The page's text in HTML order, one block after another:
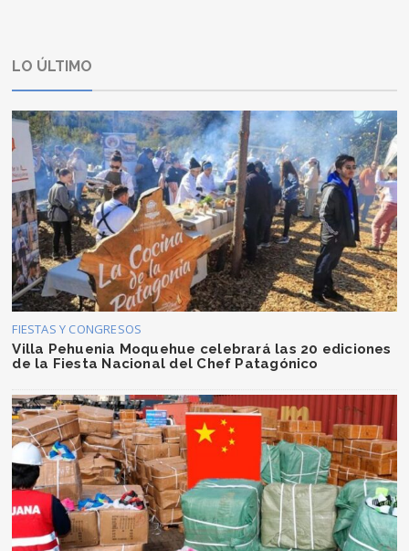
LO ÚLTIMO
FIESTAS Y CONGRESOS
Villa Pehuenia Moquehue celebrará las 20 ediciones
de la Fiesta Nacional del Chef Patagónico